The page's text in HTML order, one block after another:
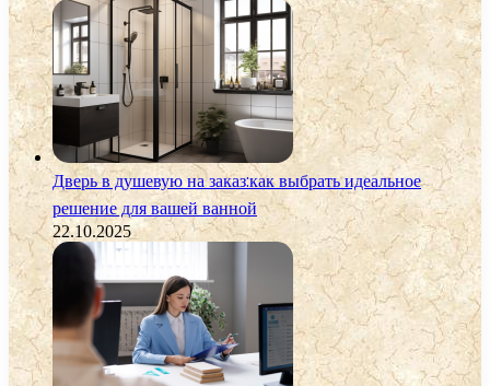
Дверь в душевую на заказ:как выбрать идеальное
решение для вашей ванной
22.10.2025